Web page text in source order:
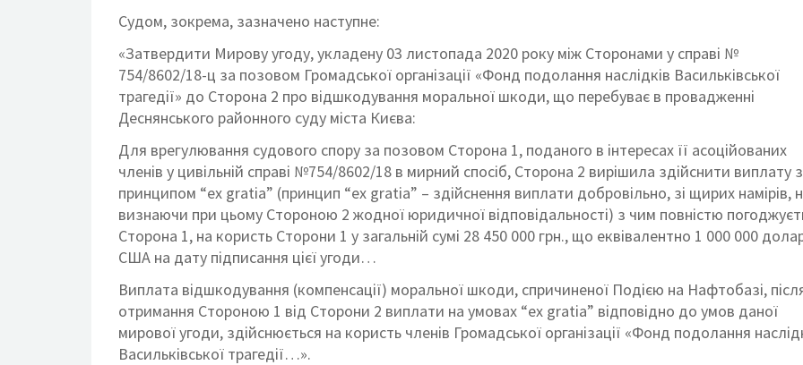
Судом, зокрема, зазначено наступне:
«Затвердити Мирову угоду, укладену 03 листопада 2020 року між Сторонами у справі №
754/8602/18-ц за позовом Громадської організації «Фонд подолання наслідків Васильківської
трагедії» до Сторона 2 про відшкодування моральної шкоди, що перебуває в провадженні
Деснянського районного суду міста Києва:
Для врегулювання судового спору за позовом Сторона 1, поданого в інтересах її асоційованих
членів у цивільній справі №754/8602/18 в мирний спосіб, Сторона 2 вирішила здійснити виплату
принципом “ex gratia” (принцип “ex gratia” – здійснення виплати добровільно, зі щирих намірів,
визнаючи при цьому Стороною 2 жодної юридичної відповідальності) з чим повністю
Сторона 1, на користь Сторони 1 у загальній сумі 28 450 000 грн., що еквівалентно 1 000 000
США на дату підписання цієї угоди…
Виплата відшкодування (компенсації) моральної шкоди, спричиненої Подією на Нафтобазі,
отримання Стороною 1 від Сторони 2 виплати на умовах “ex gratia” відповідно до умов даної
мирової угоди, здійснюється на користь членів Громадської організації «Фонд подолання
Васильківської трагедії…».